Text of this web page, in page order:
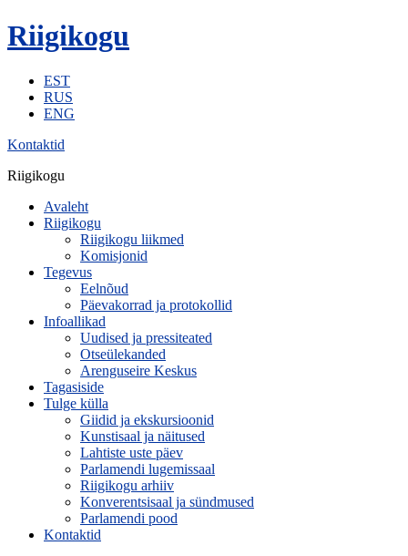
Riigikogu
EST
RUS
ENG
Kontaktid
Riigikogu
Avaleht
Riigikogu
Riigikogu liikmed
Komisjonid
Tegevus
Eelnõud
Päevakorrad ja protokollid
Infoallikad
Uudised ja pressiteated
Otseülekanded
Arenguseire Keskus
Tagasiside
Tulge külla
Giidid ja ekskursioonid
Kunstisaal ja näitused
Lahtiste uste päev
Parlamendi lugemissaal
Riigikogu arhiiv
Konverentsisaal ja sündmused
Parlamendi pood
Kontaktid